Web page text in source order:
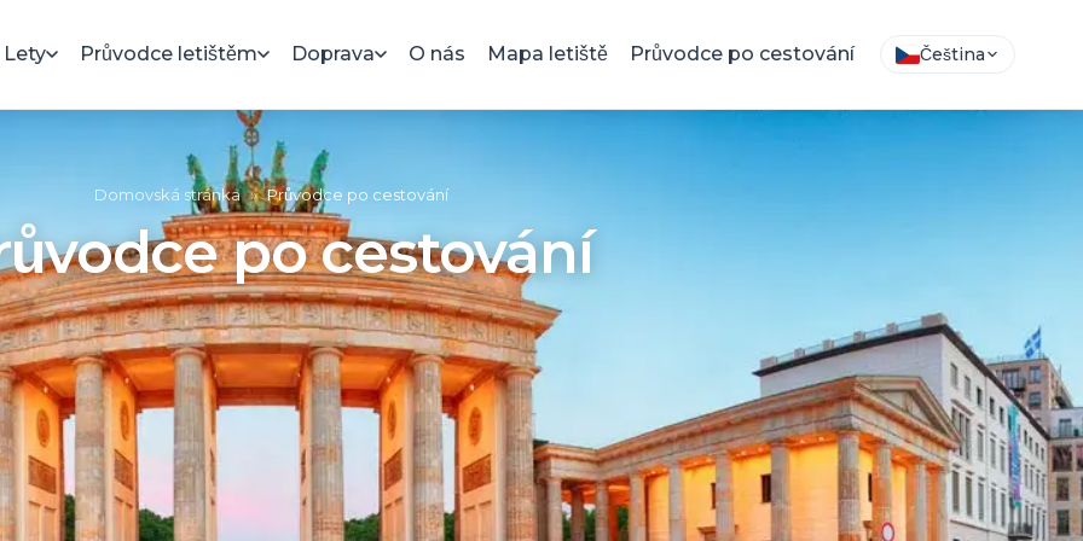
Lety Průvodce letištěm Doprava O nás Mapa letiště Průvodce po cestování Čeština
Domovská stránka » Průvodce po cestování
po cestování